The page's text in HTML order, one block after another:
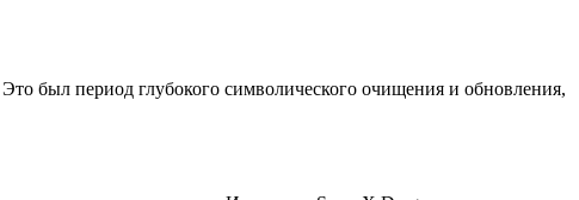
был период глубокого символического очищения и обновления,